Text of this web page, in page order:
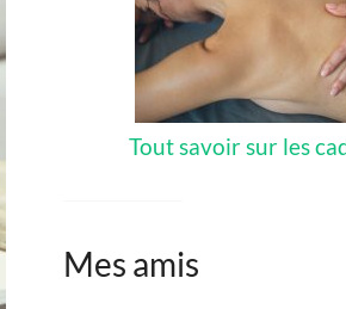
Tout savoir sur les
Mes amis